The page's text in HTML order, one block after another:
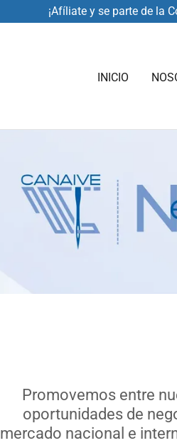
¡Afíliate y se parte de la
INICIO
Promovemos entre
oportunidades de
mercado nacional e